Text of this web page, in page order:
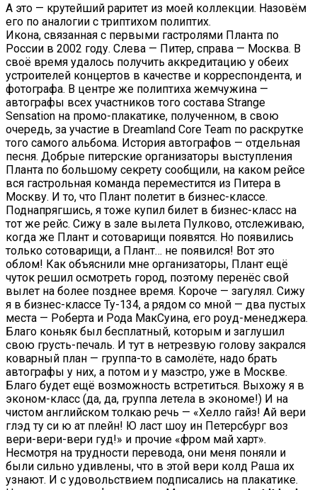
А это — крутейший раритет из моей коллекции. Назовём
его по аналогии с триптихом полиптих.
Икона, связанная с первыми гастролями Планта по
России в 2002 году. Слева — Питер, справа — Москва. В
своё время удалось получить аккредитацию у обеих
устроителей концертов в качестве и корреспондента, и
фотографа. В центре же полиптиха жемчужина —
автографы всех участников того состава Strange
Sensation на промо-плакатике, полученном, в свою
очередь, за участие в Dreamland Core Team по раскрутке
того самого альбома. История автографов — отдельная
песня. Добрые питерские организаторы выступления
Планта по большому секрету сообщили, на каком рейсе
вся гастрольная команда переместится из Питера в
Москву. И то, что Плант полетит в бизнес-классе.
Поднапрягшись, я тоже купил билет в бизнес-класс на
тот же рейс. Сижу в зале вылета Пулково, отслеживаю,
когда же Плант и сотоварищи появятся. Но появились
только сотоварищи, а Плант… не появился! Вот это
облом! Как объяснили мне организаторы, Плант ещё
чуток решил осмотреть город, поэтому перенёс свой
вылет на более позднее время. Короче — загулял. Сижу
я в бизнес-классе Ту-134, а рядом со мной — два пустых
места — Роберта и Рода МакСуина, его роуд-менеджера.
Благо коньяк был бесплатный, которым и заглушил
свою грусть-печаль. И тут в нетрезвую голову закрался
коварный план — группа-то в самолёте, надо брать
автографы у них, а потом и у маэстро, уже в Москве.
Благо будет ещё возможность встретиться. Выхожу я в
эконом-класс (да, да, группа летела в экономе!) И на
чистом английском толкаю речь — «Хелло гайз! Ай вери
глэд ту си ю ат плейн! Ю ласт шоу ин Петерсбург воз
вери-вери-вери гуд!» и прочие «фром май харт».
Несмотря на трудности перевода, они меня поняли и
были сильно удивлены, что в этой вери колд Раша их
узнают. И с удовольствием подписались на плакатике.